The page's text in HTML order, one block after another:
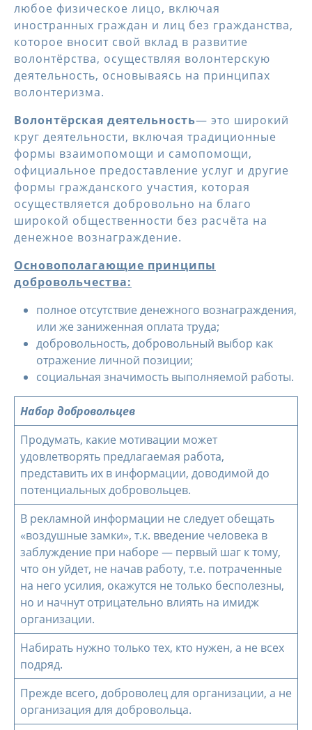
любое физическое лицо, включая
иностранных граждан и лиц без гражданства,
которое вносит свой вклад в развитие
волонтёрства, осуществляя волонтерскую
деятельность, основываясь на принципах
волонтеризма.
Волонтёрская деятельность— это широкий
круг деятельности, включая традиционные
формы взаимопомощи и самопомощи,
официальное предоставление услуг и другие
формы гражданского участия, которая
осуществляется добровольно на благо
широкой общественности без расчёта на
денежное вознаграждение.
Основополагающие принципы
добровольчества:
полное отсутствие денежного вознаграждения,
или же заниженная оплата труда;
добровольность, добровольный выбор как
отражение личной позиции;
социальная значимость выполняемой работы.
Набор добровольцев
Продумать, какие мотивации может
удовлетворять предлагаемая работа,
представить их в информации, доводимой до
потенциальных добровольцев.
В рекламной информации не следует обещать
«воздушные замки», т.к. введение человека в
заблуждение при наборе — первый шаг к тому,
что он уйдет, не начав работу, т.е. потраченные
на него усилия, окажутся не только бесполезны,
но и начнут отрицательно влиять на имидж
организации.
Набирать нужно только тех, кто нужен, а не всех
подряд.
Прежде всего, доброволец для организации, а не
организация для добровольца.